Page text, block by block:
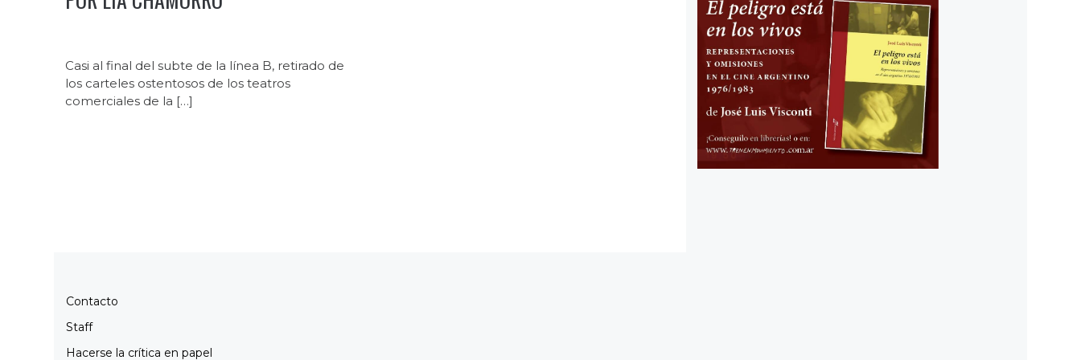
Casi al final del subte de la línea B, retirado de
los carteles ostentosos de los teatros
comerciales de la […]
Contacto
Staff
Hacerse la crítica en papel